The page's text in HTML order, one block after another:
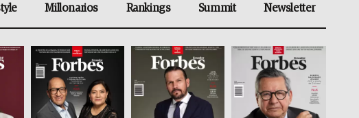
Millonarios Rankings Summit Newsletter